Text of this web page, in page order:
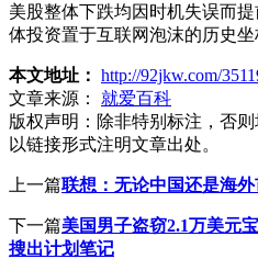
美股整体下跌均因时机失误而
体投资置于互联网泡沫的历史坐
本文地址： http://92jkw.com/
文章来源：
就爱百科
版权声明： 除非特别标注，否
以链接形式注明文章出处。
上一篇联想：无论中国还是海
下一篇美国男子盗窃2.1万美元
搜出计划笔记